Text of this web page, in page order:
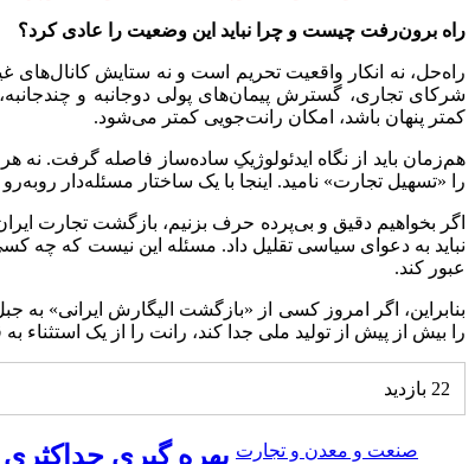
راه برون‌رفت چیست و چرا نباید این وضعیت را عادی کرد؟
راه‌حل، نه انکار واقعیت تحریم است و نه ستایش
شرکای تجاری، گسترش پیمان‌های پولی دوجانبه و
کمتر پنهان باشد، امکان رانت‌جویی کمتر می‌شود.
هم‌زمان باید از نگاه ایدئولوژیکِ ساده‌ساز فاصله گرفت.
را «تسهیل تجارت» نامید. اینجا با یک ساختار مسئله‌دار
اگر بخواهیم دقیق و بی‌پرده حرف بزنیم، بازگشت تجارت
نباید به دعوای سیاسی تقلیل داد. مسئله این نیست که چه
عبور کند.
بنابراین، اگر امروز کسی از «بازگشت الیگارش ایرانی»
را بیش از پیش از تولید ملی جدا کند، رانت را از یک استثناء
22 بازدید
صنعت و معدن و تجارت بهره گیری